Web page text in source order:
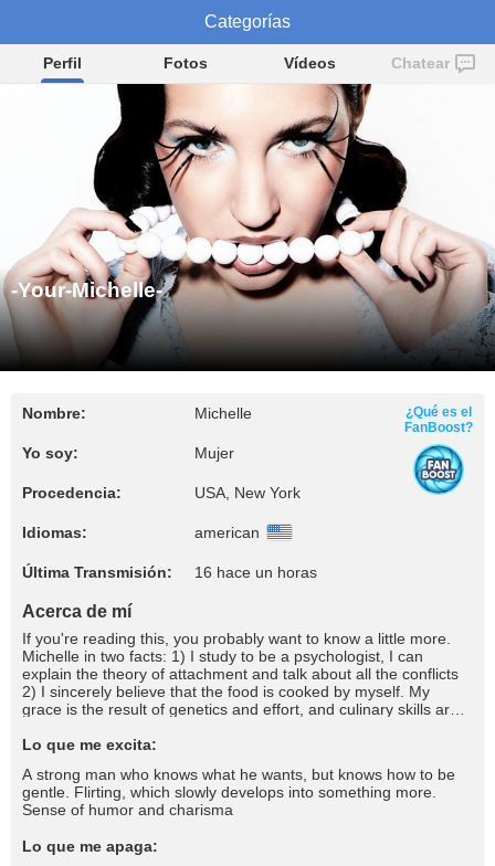
-Your-Michelle-
Perfil Fotos Vídeos Chatear
-Your-Michelle-
Nombre: Michelle
Yo soy: Mujer
Procedencia: USA, New York
Idiomas: american
Última Transmisión: 16 hace un horas
¿Qué es el
FanBoost?
Acerca de mí
If you're reading this, you probably want to know a little more.
Michelle in two facts: 1) I study to be a psychologist, I can
explain the theory of attachment and talk about all the conflicts
2) I sincerely believe that the food is cooked by myself. My
grace is the result of genetics and effort, and culinary skills are
do it in the comments, I will be very pleased 💋
Lo que me excita:
A strong man who knows what he wants, but knows how to be
gentle. Flirting, which slowly develops into something more.
Sense of humor and charisma
Lo que me apaga:
Categorías